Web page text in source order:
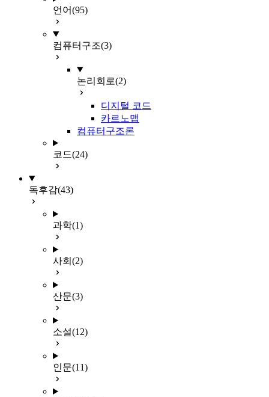
언어(95)
컴퓨터구조(3)
논리회로(2)
디지털 코드
카르노맵
컴퓨터구조론
코드(24)
독후감(43)
과학(1)
사회 (2)
산문(3)
소설(12)
인문(11)